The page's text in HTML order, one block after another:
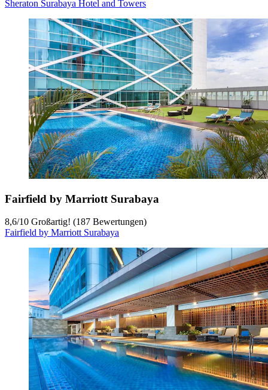
Sheraton Surabaya Hotel and Towers
Fairfield by Marriott Surabaya
8,6/10 Großartig! (187 Bewertungen)
Fairfield by Marriott Surabaya